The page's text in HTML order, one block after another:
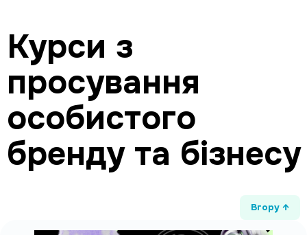
Курси з
просування
особистого
бренду та бізнесу
Вгору ↑